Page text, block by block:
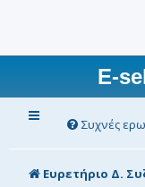
E-
Συχνές
Ευρετήριο Δ.